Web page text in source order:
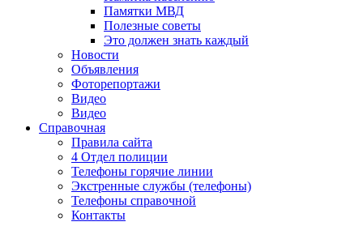
Памятки МВД
Полезные советы
Это должен знать каждый
Новости
Объявления
Фоторепортажи
Видео
Видео
Справочная
Правила сайта
4 Отдел полиции
Телефоны горячие линии
Экстренные службы (телефоны)
Телефоны справочной
Контакты